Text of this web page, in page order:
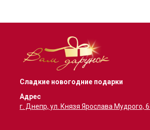
Сладкие новогодние подарки
Адрес
г. Днепр, ул. Князя Ярослава Мудрого,